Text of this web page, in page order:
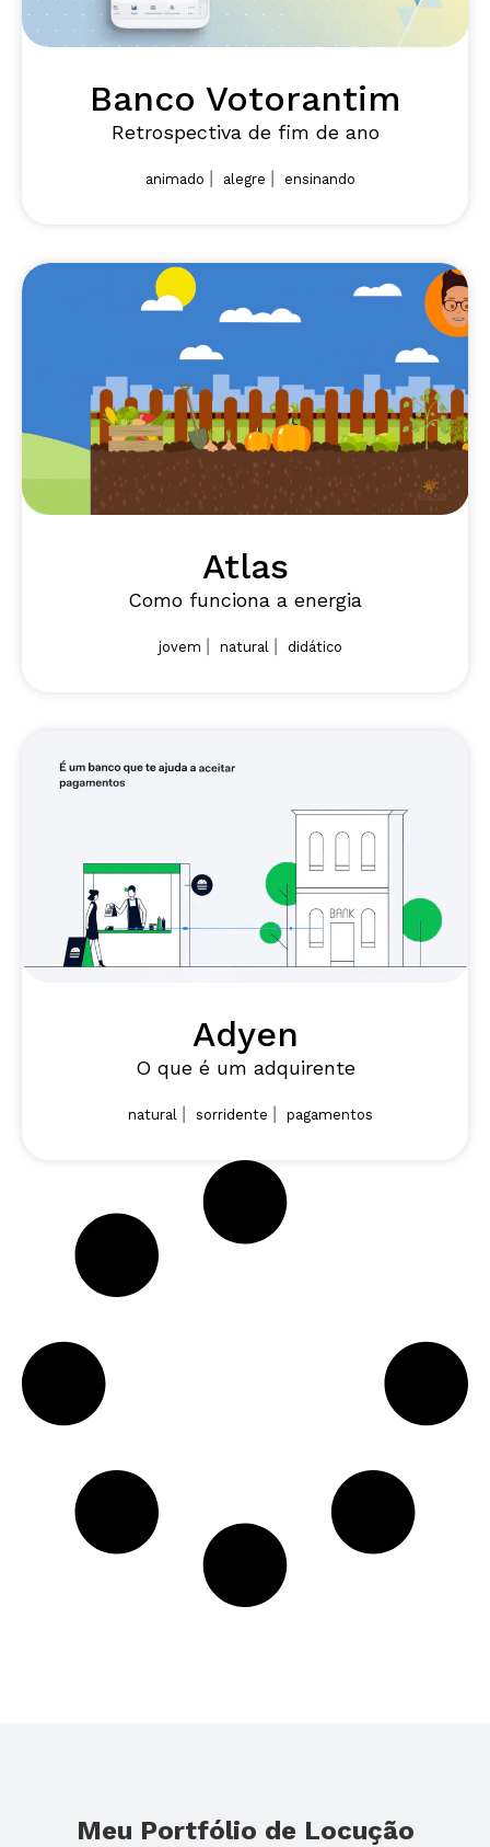
Banco Votorantim
Retrospectiva de fim de ano
animado alegre ensinando
Atlas
Como funciona a energia
jovem natural didático
Adyen
O que é um adquirente
natural sorridente pagamentos
Meu Portfólio de Locução